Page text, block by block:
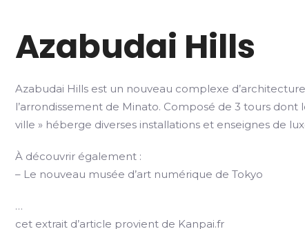
Azabudai Hills
Azabudai Hills est un nouveau complexe
l’arrondissement de Minato. Composé de 3 tours
ville » héberge diverses installations et enseignes de
À découvrir également :
– Le nouveau musée d’art numérique de Tokyo
…
cet extrait d’article provient de Kanpai.fr